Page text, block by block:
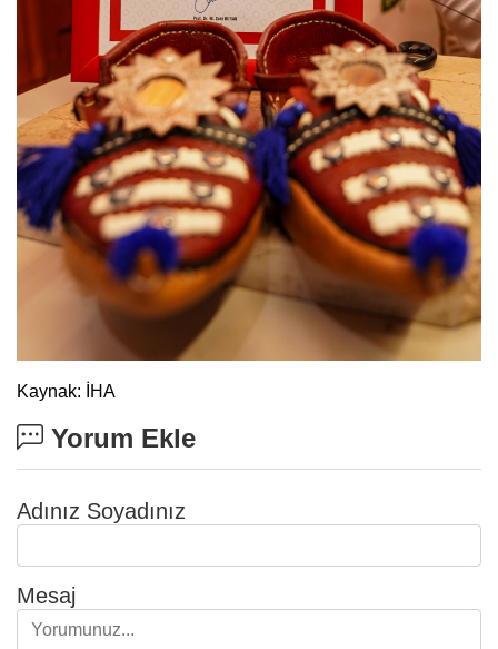
Kaynak: İHA
Yorum Ekle
Adınız Soyadınız
Mesaj